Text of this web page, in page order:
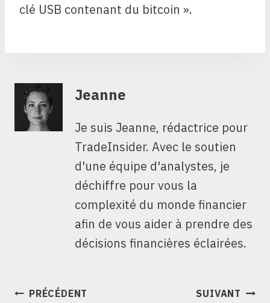
clé USB contenant du bitcoin ».
Jeanne
Je suis Jeanne, rédactrice pour
TradeInsider. Avec le soutien
d'une équipe d'analystes, je
déchiffre pour vous la
complexité du monde financier
afin de vous aider à prendre des
décisions financières éclairées.
NAVIGATION
PRÉCÉDENT SUIVANT